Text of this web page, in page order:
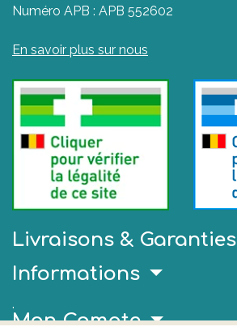
Numéro APB : APB 552602
En savoir plus sur nous
Livraisons & Garanties
Informations
.
Mon Compte